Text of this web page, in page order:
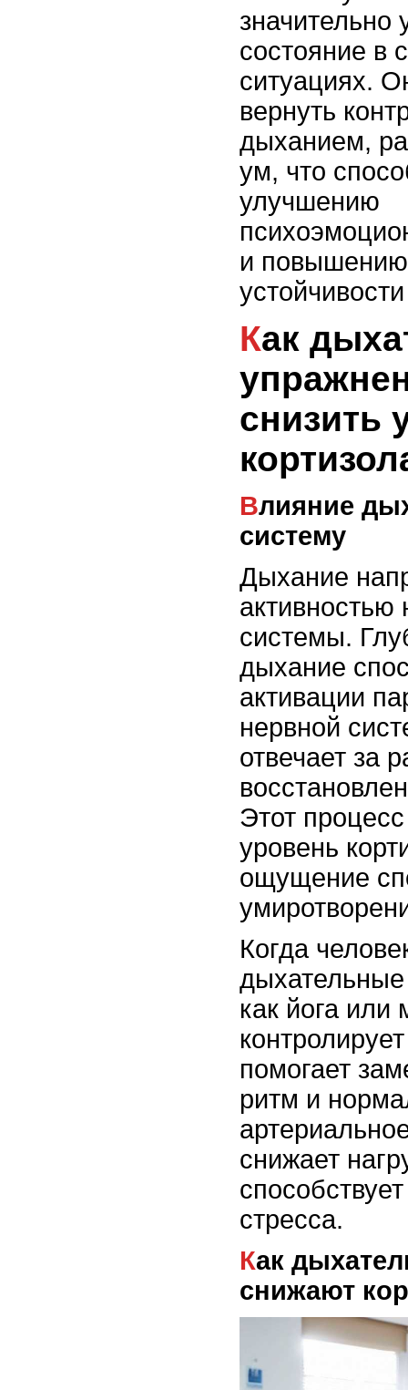
значительно
состояние в
ситуациях.
вернуть
дыханием,
ум, что
улучшению
и
Как дыхательные
снизить
Влияние дыхания на нервную
систему
Дыхание
системы.
дыхание
активации
нервной
отвечает за
Этот
уровень
ощущение
Когда
как йога или
помогает
ритм и
снижает
стресса.
Как дыхательные практики
снижают